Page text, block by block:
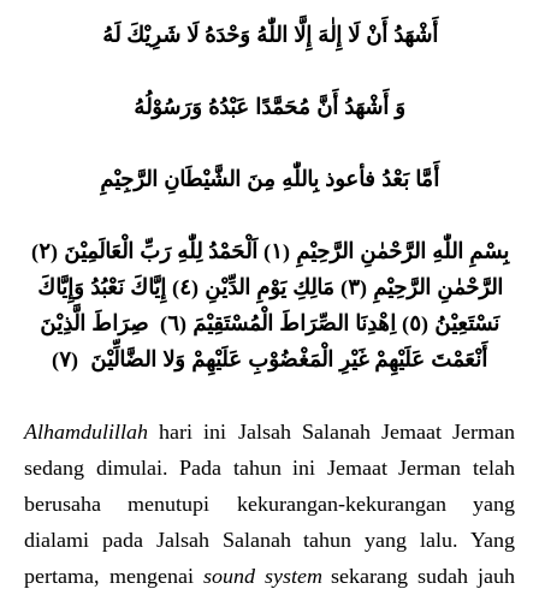
أَشْهَدُ أَنْ لَا إِلٰهَ إِلَّا اللّٰهُ وَحْدَهُ لَا شَرِيْكَ لَهُ
وَ أَشْهَدُ أَنَّ مُحَمَّدًا عَبْدُهُ وَرَسُوْلُهُ
أَمَّا بَعْدُ فأعوذ بِاللّٰهِ مِنَ الشَّيْطَانِ الرَّجِيْمِ
بِسْمِ اللّٰهِ الرَّحْمٰنِ الرَّحِيْمِ (١) اَلْحَمْدُ لِلّٰهِ رَبِّ الْعَالَمِيْنَ (٢)
الرَّحْمٰنِ الرَّحِيْمِ (٣) مَالِكِ يَوْمِ الدِّيْنِ (٤) إِيَّاكَ نَعْبُدُ وَإِيَّاكَ
نَسْتَعِيْنُ (٥) اِهْدِنَا الصِّرَاطَ الْمُسْتَقِيْمَ (٦) صِرَاطَ الَّذِيْنَ
أَنْعَمْتَ عَلَيْهِمْ غَيْرِ الْمَغْضُوْبِ عَلَيْهِمْ وَلا الضَّالِّيْنَ (٧)
Alhamdulillah hari ini Jalsah Salanah Jemaat Jerman
sedang dimulai. Pada tahun ini Jemaat Jerman telah
berusaha menutupi kekurangan-kekurangan yang
dialami pada Jalsah Salanah tahun yang lalu. Yang
pertama, mengenai sound system sekarang sudah jauh